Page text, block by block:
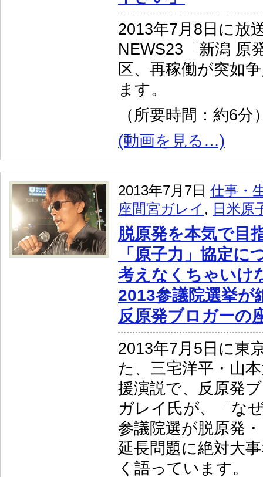
2013年7月8日に放
NEWS23「新潟 原
区、再稼働が突如
ます。
（所要時間：約6分
(動画を見る…)
2013年7月7日 仕事・
座間宮ガレイ , 日米原
脱原発を本気で目
「原子力」協定に
考えなくちゃいけ
2013参議院選挙が
反原発ブロガーの
2013年7月5日に東
た、三宅洋平・山
援演説で、反原発
ガレイ氏が、「な
参議院選が脱原発
延長問題に絶対大
く語っています。